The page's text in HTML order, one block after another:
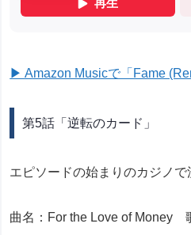
▶ Amazon Musicで「Fame
第5話「逆転のカード」
エピソードの始まりのカジノで
曲名：For the Love of Money